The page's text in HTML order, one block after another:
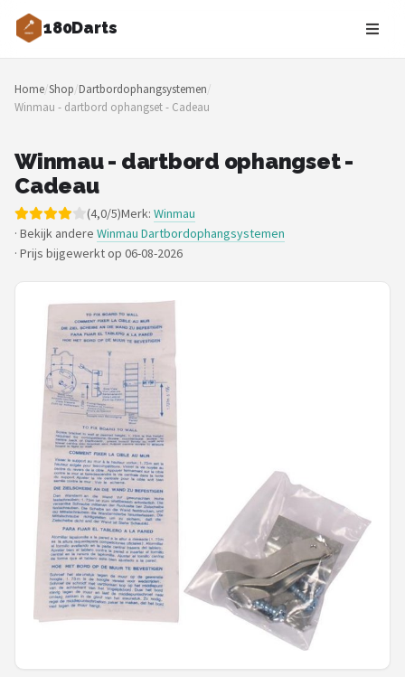
180Darts
Zoeken
NAVIGATIE
Merken
Blog
Dartspelers
Toernooien
Spelregels
Uitgooilijst
Dartshop
POPULAIRE MERKEN
Target
Winmau
Bull's
Home/Shop/Dartbordophangsystemen/
Winmau - dartbord ophangset - Cadeau
Winmau - dartbord ophangset -
Cadeau
(4,0/5)Merk: Winmau
· Bekijk andere Winmau Dartbordophangsystemen
· Prijs bijgewerkt op 06-08-2026